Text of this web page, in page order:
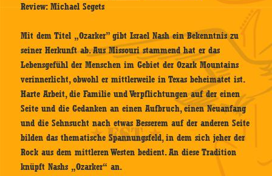
Review: Michael Segets
Mit dem Titel „Ozarker” gibt Israel Nash ein Bekenntnis zu
seiner Herkunft ab. Aus Missouri stammend hat er das
Lebensgefühl der Menschen im Gebiet der Ozark Mountains
verinnerlicht, obwohl er mittlerweile in Texas beheimatet ist.
Harte Arbeit, die Familie und Verpflichtungen auf der einen
Seite und die Gedanken an einen Aufbruch, einen Neuanfang
und die Sehnsucht nach etwas Besserem auf der anderen Seite
bilden das thematische Spannungsfeld, in dem sich jeher der
Rock aus dem mittleren Westen bedient. An diese Tradition
knüpft Nashs „Ozarker“ an.